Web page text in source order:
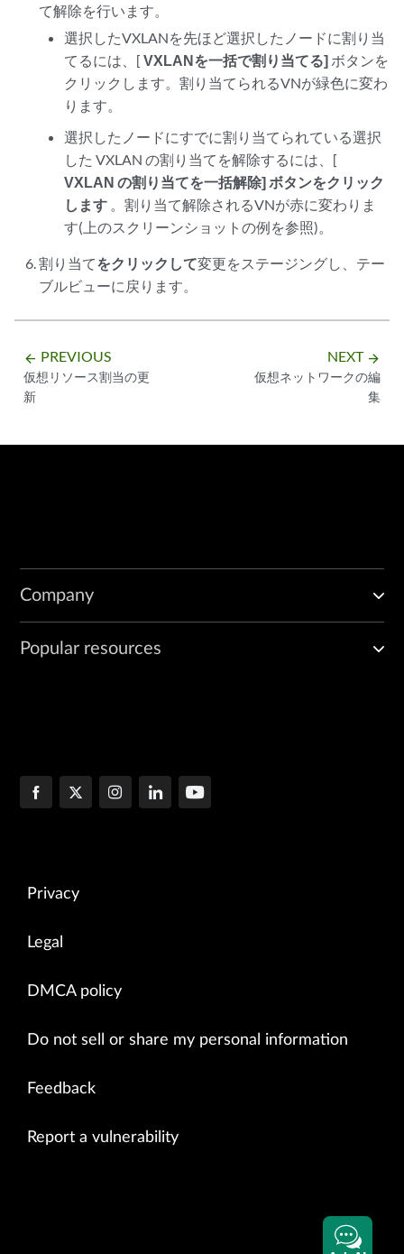
て解除を行います。
選択したVXLANを先ほど選択したノードに割り当
てるには、[ VXLANを一括で割り当てる]ボタンを
クリックします。割り当てられるVNが緑色に変わ
ります。
選択したノードにすでに割り当てられている選択
した VXLAN の割り当てを解除するには、[
VXLAN の割り当てを一括解除] ボタンをクリック
します。割り当て解除されるVNが赤に変わりま
す(上のスクリーンショットの例を参照)。
割り当てをクリックして変更をステージングし、テー
ブルビューに戻ります。
arrow_backward PREVIOUS
仮想リソース割当の更
新
NEXT arrow_forward
仮想ネットワークの編
集
Company
Popular resources
Privacy
Legal
DMCA policy
Do not sell or share my personal information
Feedback
Report a vulnerability